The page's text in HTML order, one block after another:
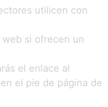
utilicen con
si ofrecen un
el enlace al
el pie de página de